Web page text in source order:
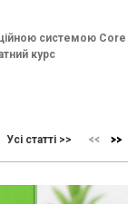
системою Core
курс
Усі статті >>